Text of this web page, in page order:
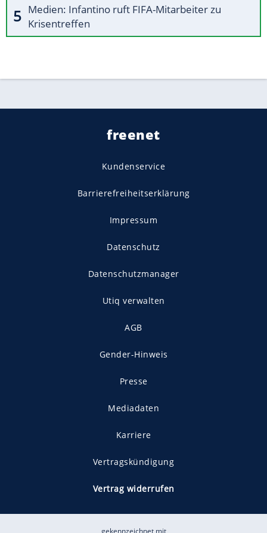
Medien: Infantino ruft FIFA-Mitarbeiter zu
Krisentreffen
freenet
Kundenservice
Barrierefreiheitserklärung
Impressum
Datenschutz
Datenschutzmanager
Utiq verwalten
AGB
Gender-Hinweis
Presse
Mediadaten
Karriere
Vertragskündigung
Vertrag widerrufen